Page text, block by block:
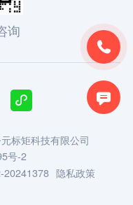


询

标矩科技有限公司
号-2
20241378 隐私政策